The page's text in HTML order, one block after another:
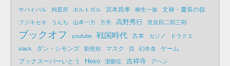
サバイバル 拘置所 ポルトガル 宮本昌孝 柳生一族 文禄・慶長の役
フジキセキ うんち 山本一力 方舟 高野秀行 世良田二郎三郎
ブックオフ youtube 戦国時代 古本 カジノ
ドラクエ
slack
ダン・シモンズ 劉慈欣 マスク 目 幻冬舎 ゲーム
ブックスーパーいとう
Hexo 潔癖症 吉祥寺
アヘン